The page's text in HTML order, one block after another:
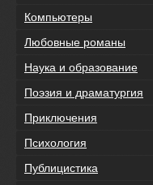
Компьютеры
Любовные романы
Наука и образование
Поэзия и драматургия
Приключения
Психология
Публицистика